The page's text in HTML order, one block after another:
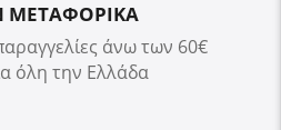
ΜΕΤΑΦΟΡΙΚΑ
άνω των 60€
όλη την Ελλάδα